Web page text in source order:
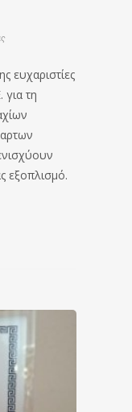
ευχαριστίες
τη
εξοπλισμό.